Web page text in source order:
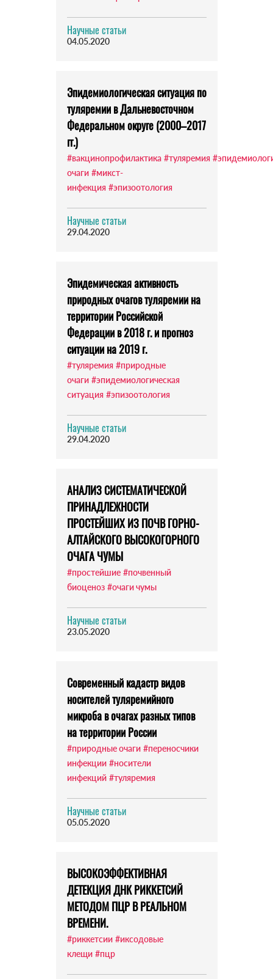
Научные статьи
04.05.2020
Эпидемиологическая ситуация по
туляремии в Дальневосточном
Федеральном округе (2000–2017
гг.)
#вакцинопрофилактика #туляремия
очаги #микст-
инфекция #эпизоотология
Научные статьи
29.04.2020
Эпидемическая активность
природных очагов туляремии на
территории Российской
Федерации в 2018 г. и прогноз
ситуации на 2019 г.
#туляремия #природные
очаги #эпидемиологическая
ситуация #эпизоотология
Научные статьи
29.04.2020
АНАЛИЗ СИСТЕМАТИЧЕСКОЙ
ПРИНАДЛЕЖНОСТИ
ПРОСТЕЙШИХ ИЗ ПОЧВ ГОРНО-
АЛТАЙСКОГО ВЫСОКОГОРНОГО
ОЧАГА ЧУМЫ
#простейшие #почвенный
биоценоз #очаги чумы
Научные статьи
23.05.2020
Современный кадастр видов
носителей туляремийного
микроба в очагах разных типов
на территории России
#природные очаги #переносчики
инфекции #носители
инфекций #туляремия
Научные статьи
05.05.2020
ВЫСОКОЭФФЕКТИВНАЯ
ДЕТЕКЦИЯ ДНК РИККЕТСИЙ
МЕТОДОМ ПЦР В РЕАЛЬНОМ
ВРЕМЕНИ.
#риккетсии #иксодовые
клещи #пцр